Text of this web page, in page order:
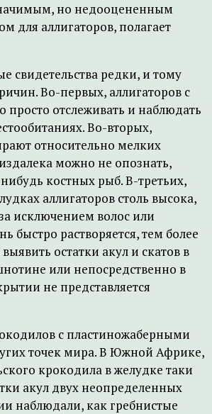
но недооцененным
для аллигаторов, полагает
свидетельства редки, и тому
Во-первых, аллигаторов с
просто отслеживать и наблюдать
Во-вторых,
относительно мелких
можно не опознать,
костных рыб. В-третьих,
аллигаторов столь высока,
исключением волос или
быстро растворяется, тем более
остатки акул и скатов в
или непосредственно в
не представляется
с пластиножаберными
точек мира. В Южной Африке,
крокодила в желудке таки
акул двух неопределенных
наблюдали, как гребнистые